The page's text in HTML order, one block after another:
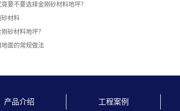
要不要选择金刚砂材料地坪？
砂材料
砂材料地坪？
面的常规做法
产品介绍 工程案例